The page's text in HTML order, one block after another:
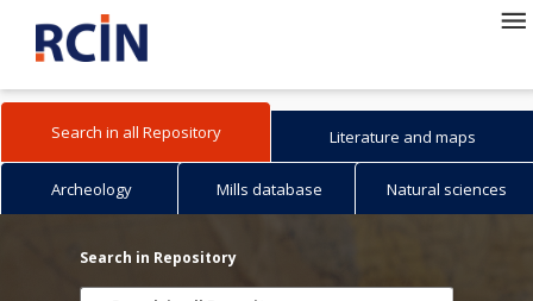
Search in all Repository Literature and maps
Archeology Mills database Natural sciences
Search in Repository